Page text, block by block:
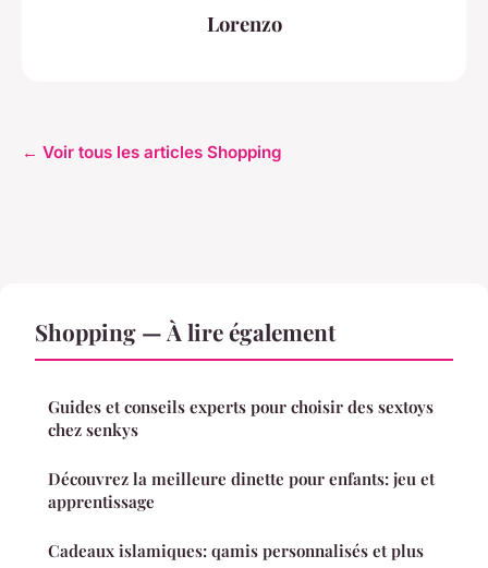
Lorenzo
← Voir tous les articles Shopping
Shopping — À lire également
Guides et conseils experts pour choisir des sextoys
chez senkys
Découvrez la meilleure dinette pour enfants: jeu et
apprentissage
Cadeaux islamiques: qamis personnalisés et plus